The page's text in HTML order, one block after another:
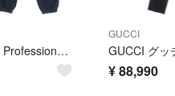
The Ennoy Professional エンノイプロフェッショナル 24AW ELECTRIC LOGO TURTLENECK SWEAT SET UP エレクトリックロゴ エンブロイダリー スウェットトレーナー ロングパンツ セットアップ
GUCCI
¥88,990